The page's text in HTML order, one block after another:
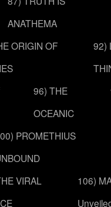
ANATHEMA
ORIGIN OF
92)
96) THE
OCEANIC
PROMETHIUS
VIRAL
106)